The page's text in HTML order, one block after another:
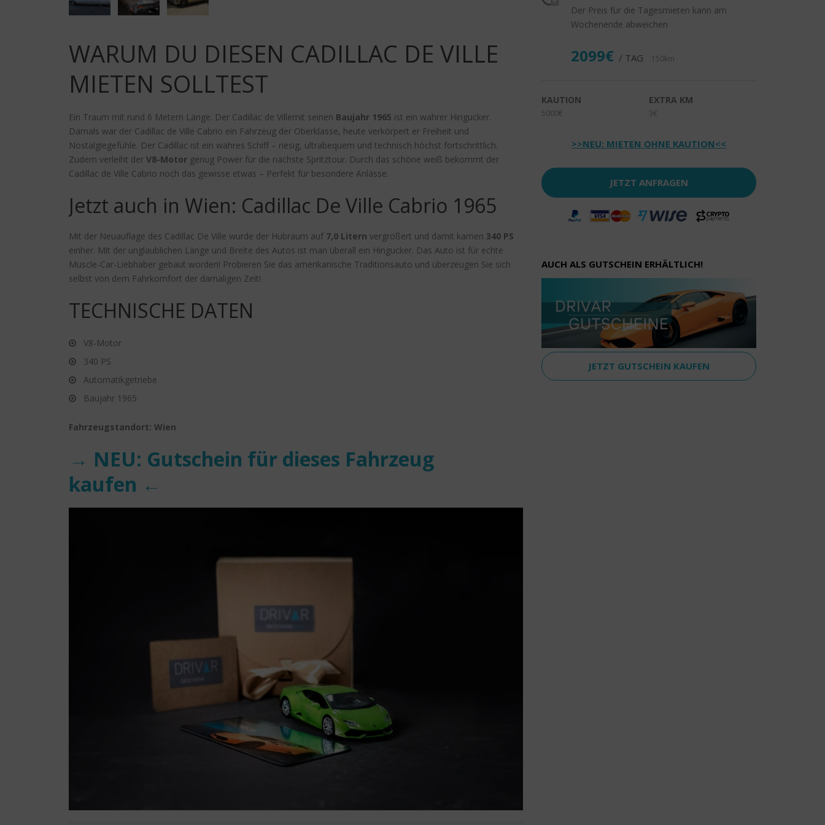
Der Preis für die Tagesmieten kann am
Wochenende abweichen
2099€ / TAG 150km
KAUTION
5000€
EXTRA KM
3€
>>NEU: MIETEN OHNE KAUTION<<
JETZT ANFRAGEN
AUCH ALS GUTSCHEIN ERHÄLTLICH!
JETZT GUTSCHEIN KAUFEN
WARUM DU DIESEN CADILLAC DE VILLE
MIETEN SOLLTEST
Ein Traum mit rund 6 Metern Länge. Der Cadillac de Villemit seinen Baujahr 1965 ist ein wahrer Hingucker.
Damals war der Cadillac de Ville Cabrio ein Fahrzeug der Oberklasse, heute verkörpert er Freiheit und
Nostalgiegefühle. Der Cadillac ist ein wahres Schiff – riesig, ultrabequem und technisch höchst fortschrittlich.
Zudem verleiht der V8-Motor genug Power für die nächste Spritztour. Durch das schöne weiß bekommt der
Cadillac de Ville Cabrio noch das gewisse etwas – Perfekt für besondere Anlässe.
Jetzt auch in Wien: Cadillac De Ville Cabrio 1965
Mit der Neuauflage des Cadillac De Ville wurde der Hubraum auf 7,0 Litern vergrößert und damit kamen 340 PS
einher. Mit der unglaublichen Länge und Breite des Autos ist man überall ein Hingucker. Das Auto ist für echte
Muscle-Car-Liebhaber gebaut worden! Probieren Sie das amerikanische Traditionsauto und überzeugen Sie sich
selbst von dem Fahrkomfort der damaligen Zeit!
TECHNISCHE DATEN
V8-Motor
340 PS
Automatikgetriebe
Baujahr 1965
Fahrzeugstandort: Wien
→ NEU: Gutschein für dieses Fahrzeug
kaufen ←